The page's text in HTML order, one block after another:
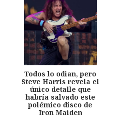
Todos lo odian, pero
Steve Harris revela el
único detalle que
habría salvado este
polémico disco de
Iron Maiden